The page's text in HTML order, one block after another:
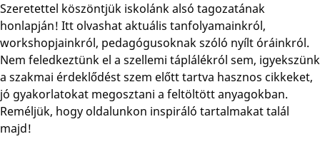
Szeretettel köszöntjük iskolánk alsó tagozatának
honlapján! Itt olvashat aktuális tanfolyamainkról,
workshopjainkról, pedagógusoknak szóló nyílt óráinkról.
Nem feledkeztünk el a szellemi táplálékról sem, igyekszünk
a szakmai érdeklődést szem előtt tartva hasznos cikkeket,
jó gyakorlatokat megosztani a feltöltött anyagokban.
Reméljük, hogy oldalunkon inspiráló tartalmakat talál
majd!